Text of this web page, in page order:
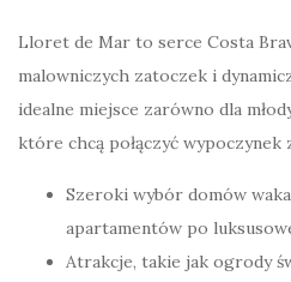
Lloret de Mar to serce Costa
malowniczych zatoczek i
idealne miejsce zarówno dla
które chcą połączyć wypoczynek
Szeroki wybór domów
apartamentów po
Atrakcje, takie jak ogrody